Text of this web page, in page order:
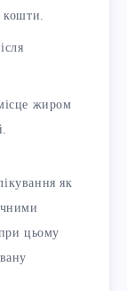
кошти.
жиром
як
цьому